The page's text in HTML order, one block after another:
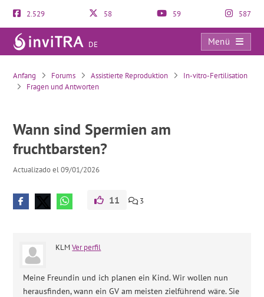
2.529 58 59 587
DE
Menü
Wann sind Spermien am fruchtbarsten?
Anfang Forums Assistierte Reproduktion
In-vitro-Fertilisation
Fragen und Antworten
Wann sind Spermien am
fruchtbarsten?
Actualizado el 09/01/2026
11 3
KLM Ver perfil
Meine Freundin und ich planen ein Kind. Wir wollen nun
herausfinden, wann ein GV am meisten zielführend wäre. Sie